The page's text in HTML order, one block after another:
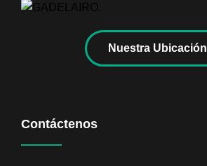
Nuestra Ubicación
Contáctenos